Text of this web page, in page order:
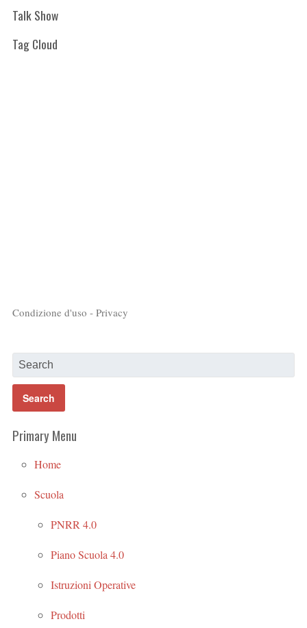
Talk Show
Tag Cloud
Condizione d'uso - Privacy
Primary Menu
Home
Scuola
PNRR 4.0
Piano Scuola 4.0
Istruzioni Operative
Prodotti